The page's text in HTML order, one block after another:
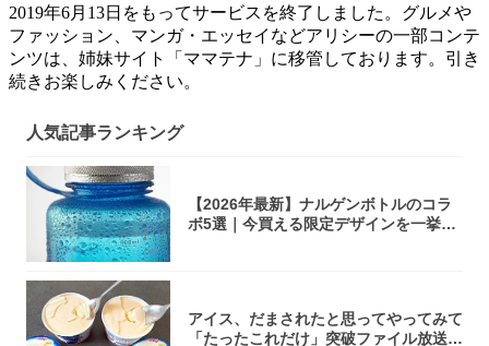
2019年6月13日をもってサービスを終了しました。グルメや
ファッション、マンガ・エッセイなどアリシーの一部コンテ
ンツは、姉妹サイト「ママテナ」に移管しております。引き
続きお楽しみください。
人気記事ランキング
【2026年最新】ナルゲンボトルのコラ
ボ5選｜今買える限定デザインを一挙紹
アイス、だまされたと思ってやってみて
「たったこれだけ」突破ファイル放送で